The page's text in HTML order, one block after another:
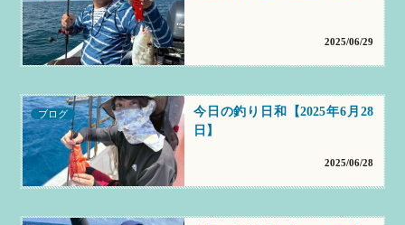
2025/06/29
ブログ
今日の釣り日和【2025年6月28
日】
2025/06/28